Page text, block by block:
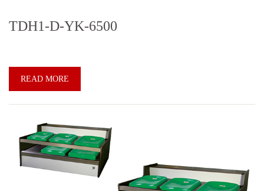
TDH1-D-YK-6500
READ MORE